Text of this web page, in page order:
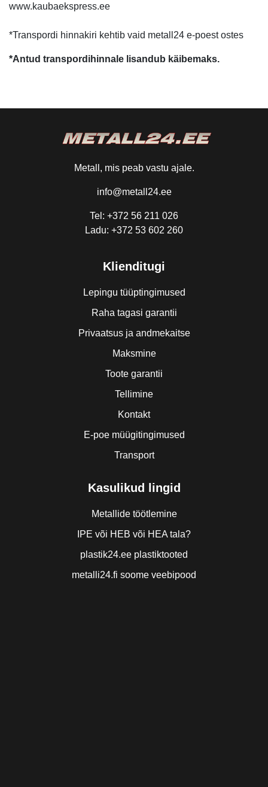
www.kaubaekspress.ee
*Transpordi hinnakiri kehtib vaid metall24 e-poest ostes
*Antud transpordihinnale lisandub käibemaks.
Metall, mis peab vastu ajale.
info@metall24.ee
Tel: +372 56 211 026
Ladu: +372 53 602 260
Klienditugi
Lepingu tüüptingimused
Raha tagasi garantii
Privaatsus ja andmekaitse
Maksmine
Toote garantii
Tellimine
Kontakt
E-poe müügitingimused
Transport
Kasulikud lingid
Metallide töötlemine
IPE või HEB või HEA tala?
plastik24.ee plastiktooted
metalli24.fi soome veebipood